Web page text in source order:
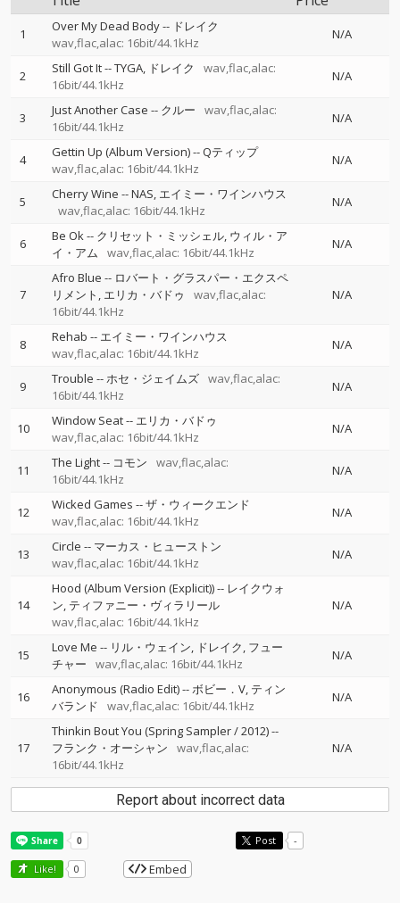
1 Over My Dead Body-- ドレイク
wav,flac,alac: 16bit/44.1kHz
N/A
2 Still Got It--TYGA ドレイク
wav,flac,alac:
16bit/44.1kHz
N/A
3 Just Another Case -- クルー
wav,flac,alac:
16bit/44.1kHz
N/A
4 Gettin Up (Album Version)--Qティップ
wav,flac,alac: 16bit/44.1kHz
N/A
5 Cherry Wine --NAS エイミー・ワインハウス
wav,flac,alac: 16bit/44.1kHz
N/A
6 Be Ok-- クリセット・ミッシェル ウィル・ア
イ・アム
wav,flac,alac: 16bit/44.1kHz
N/A
7
Afro Blue -- ロバート・グラスパー・エクスペ
リメント エリカ・バドゥ
wav,flac,alac:
16bit/44.1kHz
N/A
8 Rehab -- エイミー・ワインハウス
wav,flac,alac: 16bit/44.1kHz
N/A
9 Trouble --ホセ・ジェイムズ wav,flac,alac:
16bit/44.1kHz
N/A
10 Window Seat-- エリカ・バドゥ
wav,flac,alac: 16bit/44.1kHz
N/A
11 The Light-- コモン
wav,flac,alac:
16bit/44.1kHz
N/A
12 Wicked Games --ザ・ウィークエンド
wav,flac,alac: 16bit/44.1kHz
N/A
13 Circle -- マーカス・ヒューストン
wav,flac,alac: 16bit/44.1kHz
N/A
14
Hood (Album Version (Explicit))-- レイクウォ
ン ティファニー・ヴィラリール
wav,flac,alac: 16bit/44.1kHz
N/A
15 Love Me -- リル・ウェイン ドレイク フュー
チャー
wav,flac,alac: 16bit/44.1kHz
N/A
16 Anonymous (Radio Edit)--ボビー．V ティン
バランド
wav,flac,alac: 16bit/44.1kHz
N/A
17
Thinkin Bout You (Spring Sampler / 2012)--
フランク・オーシャン
wav,flac,alac:
16bit/44.1kHz
N/A
Report about incorrect data
Post -
Like! 0 Embed